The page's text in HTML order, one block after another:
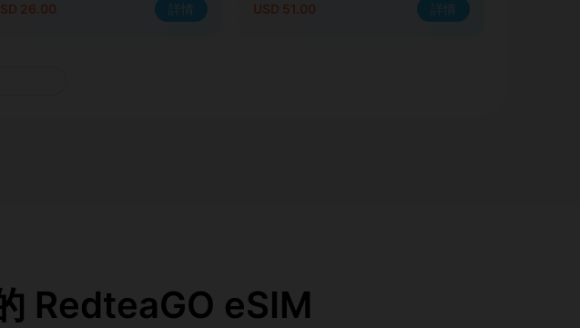
26.00 詳情 USD 51.00 詳情
RedteaGO eSIM